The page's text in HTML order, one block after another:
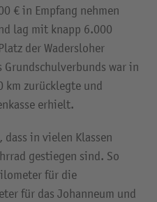
€ in Empfang nehmen
lag mit knapp 6.000
der Wadersloher
Grundschulverbunds war in
km zurücklegte und
erhielt.
dass in vielen Klassen
gestiegen sind. So
für die
für das Johanneum und